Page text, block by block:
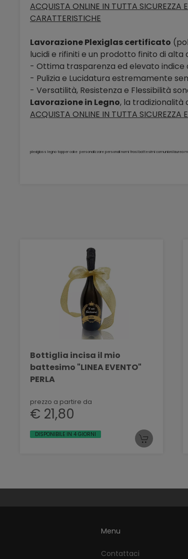
ACQUISTA ONLINE IN TUTTA SICUREZZA
CARATTERISTICHE
Lavorazione Plexiglas certificato
lucidi e rifiniti e un prodotto finito di alta
- Ottima trasparenza ed elevato indice
- Pulizia e Lucidatura estremamente
- Versatilità, Resistenza e Flessibilità
Lavorazione in Legno, la tradizionalità
ACQUISTA ONLINE IN TUTTA SICUREZZA
plexiglass legno topper cake personalizzare personali nomi frasi battesimi comunioni laurea
Bottiglia incisa il mio
battesimo "LINEA EVENTO"
PERLA
prezzo a partire da
€ 21,80
DISPONIBILE IN 4 GIORNI
Menu
Contattaci